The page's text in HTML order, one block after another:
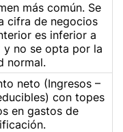
más común. Se
cifra de negocios
es inferior a
no se opta por la
normal.
neto (Ingresos –
con topes
en gastos de